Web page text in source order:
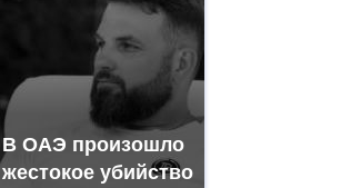
В ОАЭ произошло
жестокое убийство